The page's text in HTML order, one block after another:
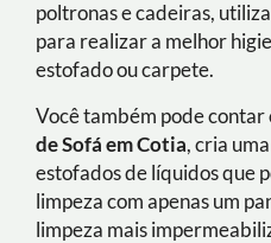
poltronas e cadeiras,
para realizar a melhor
estofado ou carpete.
Você também pode contar
de Sofá em Cotia, cria
estofados de líquidos que
limpeza com apenas um
limpeza mais